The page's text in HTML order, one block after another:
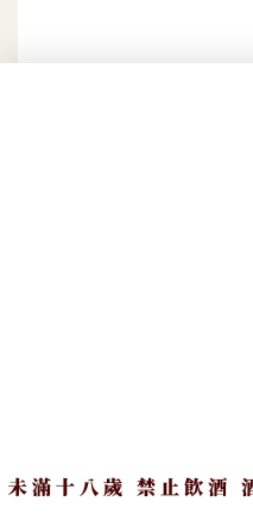
必比登推介144間美食餐